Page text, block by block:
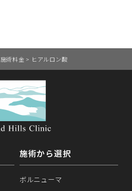
施術料金 > ヒアルロン酸
施術から選択
ボルニューマ